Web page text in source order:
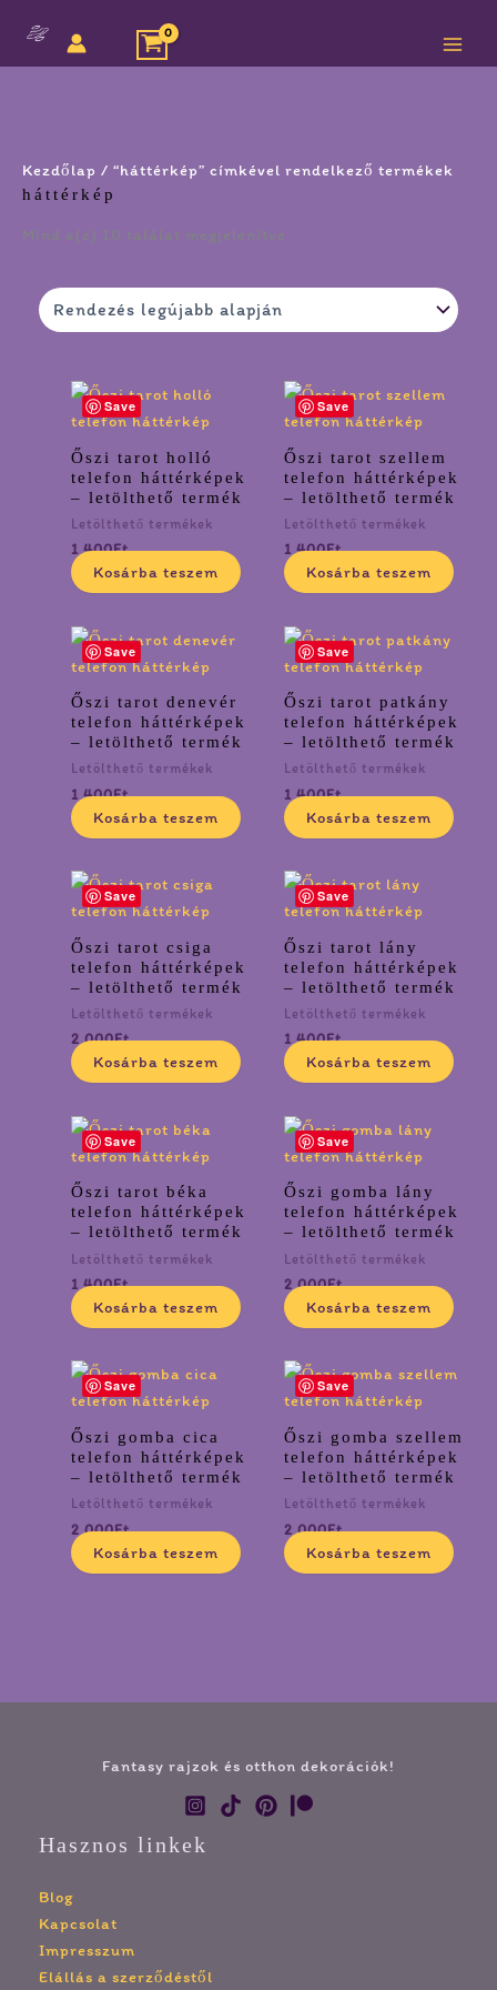
content
Kezdőlap / “háttérkép” címkével rendelkező termékek
háttérkép
Mind a(z) 10 találat megjelenítve
latest
Save
Őszi tarot holló
telefon háttérképek
– letölthető termék
Letölthető termékek
1 400Ft
Kosárba teszem
Save
Őszi tarot szellem
telefon háttérképek
– letölthető termék
Letölthető termékek
1 400Ft
Kosárba teszem
Save
Őszi tarot denevér
telefon háttérképek
– letölthető termék
Letölthető termékek
1 400Ft
Kosárba teszem
Save
Őszi tarot patkány
telefon háttérképek
– letölthető termék
Letölthető termékek
1 400Ft
Kosárba teszem
Save
Őszi tarot csiga
telefon háttérképek
– letölthető termék
Letölthető termékek
2 000Ft
Kosárba teszem
Save
Őszi tarot lány
telefon háttérképek
– letölthető termék
Letölthető termékek
1 400Ft
Kosárba teszem
Save
Őszi tarot béka
telefon háttérképek
– letölthető termék
Letölthető termékek
1 400Ft
Kosárba teszem
Save
Őszi gomba lány
telefon háttérképek
– letölthető termék
Letölthető termékek
2 000Ft
Kosárba teszem
Save
Őszi gomba cica
telefon háttérképek
– letölthető termék
Letölthető termékek
2 000Ft
Kosárba teszem
Save
Őszi gomba szellem
telefon háttérképek
– letölthető termék
Letölthető termékek
2 000Ft
Kosárba teszem
Fantasy rajzok és otthon dekorációk!
Hasznos linkek
Blog
Kapcsolat
Impresszum
Elállás a szerződéstől